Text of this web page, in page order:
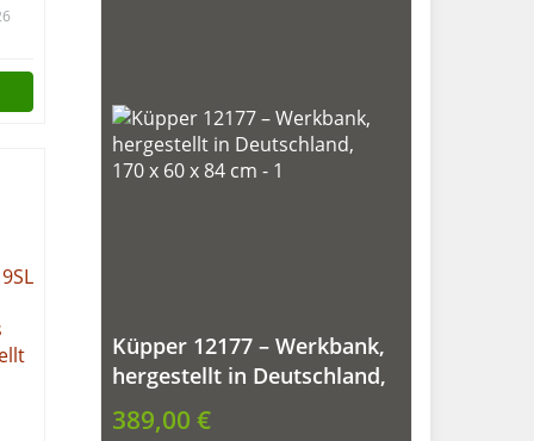
Küpper 12177 – Werkbank,
hergestellt in Deutschland,
170 x 60 x 84 cm
389,00 €